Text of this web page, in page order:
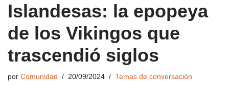
Islandesas: la epopeya
de los Vikingos que
trascendió siglos
por Comunidad 20/09/2024 Temas de conversación